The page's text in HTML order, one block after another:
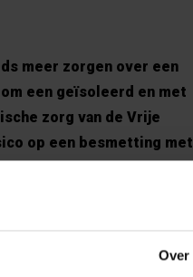
Over
meer zorgen over een
een geïsoleerd en met
zorg van de Vrije
op een besmetting met
ook voorkomen dat de